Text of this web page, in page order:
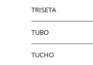
TRISETA
TUBO
TUCHO